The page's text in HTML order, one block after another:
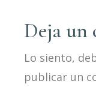
Deja un
Lo siento,
publicar un